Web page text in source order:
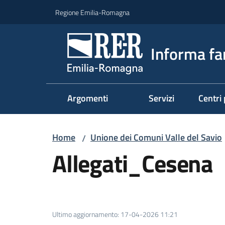
Regione Emilia-Romagna
Informa
Argomenti Servizi Centri
Home / Unione dei Comuni Valle del Savio
Allegati_Cesena
Ultimo aggiornamento: 17-04-2026 11:21